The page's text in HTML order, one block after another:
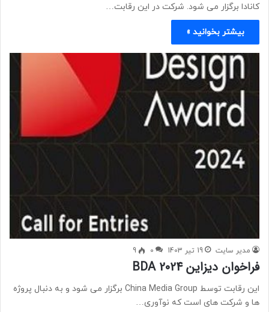
کانادا برگزار می شود. شرکت در این رقابت…
بیشتر بخوانید »
مدیر سایت 19 تیر 1403 0
9
فراخوان دیزاین 2024 BDA
این رقابت توسط China Media Group برگزار می شود و به دنبال پروژه
ها و شرکت های است که نوآوری…